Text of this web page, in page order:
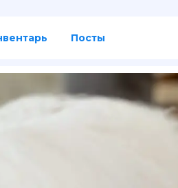
Посты